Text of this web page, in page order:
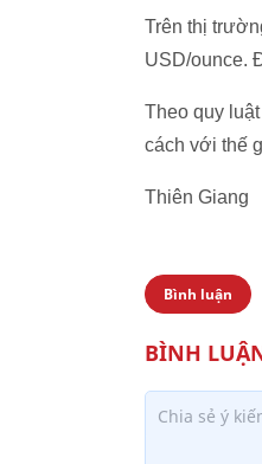
Trên thị
USD/ounce.
Theo quy
cách với thế
Thiên Giang
Bình luận